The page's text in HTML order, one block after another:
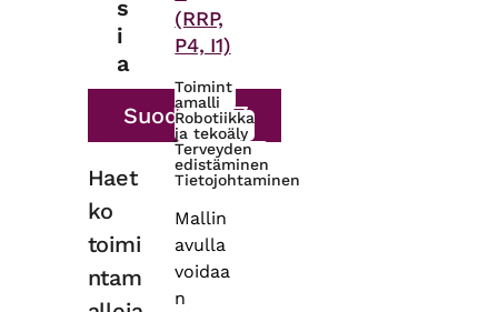
s
i
a
Haet
ko
toimi
ntam
(RRP,
P4, I1)
Toimint
amalli
Robotiikka
ja tekoäly
Terveyden
edistäminen
Tietojohtaminen
Mallin
avulla
voidaa
n